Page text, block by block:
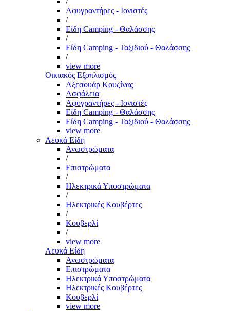
Αφυγραντήρες - Ιονιστές
/
Είδη Camping - Θαλάσσης
/
Είδη Camping - Ταξιδιού - Θαλάσσης
/
view more
Οικιακός Εξοπλισμός
Αξεσουάρ Κουζίνας
Ασφάλεια
Αφυγραντήρες - Ιονιστές
Είδη Camping - Θαλάσσης
Είδη Camping - Ταξιδιού - Θαλάσσης
view more
Λευκά Είδη
Ανωστρώματα
/
Επιστρώματα
/
Ηλεκτρικά Υποστρώματα
/
Ηλεκτρικές Κουβέρτες
/
Κουβερλί
/
view more
Λευκά Είδη
Ανωστρώματα
Επιστρώματα
Ηλεκτρικά Υποστρώματα
Ηλεκτρικές Κουβέρτες
Κουβερλί
view more